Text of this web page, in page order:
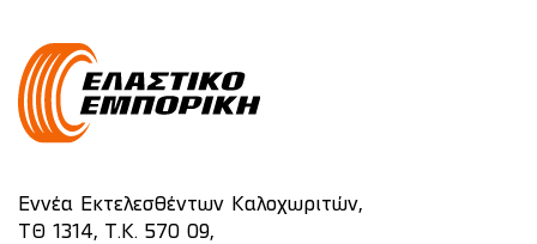
Εννέα Εκτελεσθέντων Καλοχωριτών,
ΤΘ 1314, Τ.Κ. 570 09,